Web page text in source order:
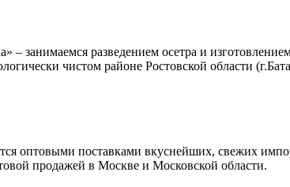
– занимаемся разведением осетра и
чистом районе Ростовской области
оптовыми поставками вкуснейших, свежих
продажей в Москве и Московской области.